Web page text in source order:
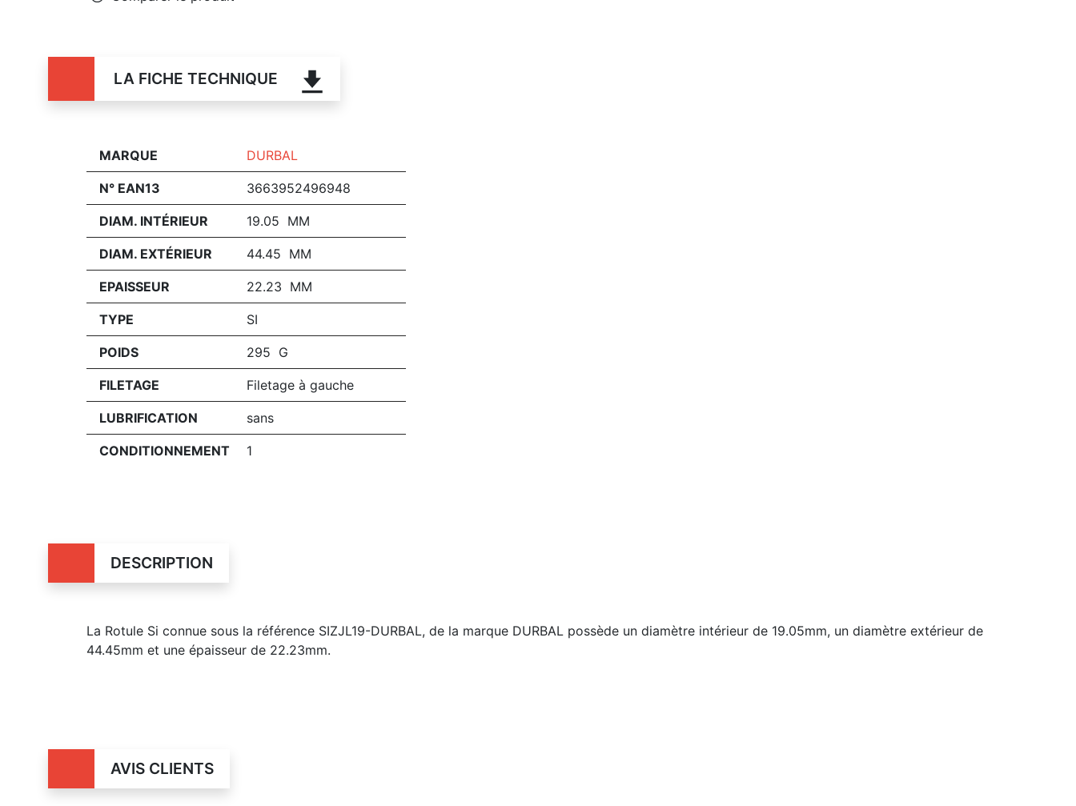
LA FICHE TECHNIQUE
MARQUE DURBAL
N° EAN13 3663952496948
DIAM. INTÉRIEUR 19.05 MM
DIAM. EXTÉRIEUR 44.45 MM
EPAISSEUR 22.23 MM
TYPE SI
POIDS 295 G
FILETAGE Filetage à gauche
LUBRIFICATION sans
CONDITIONNEMENT 1
DESCRIPTION
La Rotule Si connue sous la référence SIZJL19-DURBAL, de la marque DURBAL possède un diamètre intérieur de 19.05mm, un diamètre extérieur de
44.45mm et une épaisseur de 22.23mm.
AVIS CLIENTS